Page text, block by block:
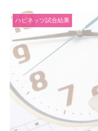
ハピネッツ試合結果